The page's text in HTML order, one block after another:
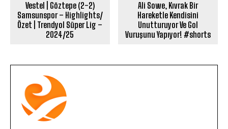
Vestel | Göztepe (2-2)
Samsunspor – Highlights/
Özet | Trendyol Süper Lig –
2024/25
Ali Sowe, Kıvrak Bir
Hareketle Kendisini
Unutturuyor Ve Gol
Vuruşunu Yapıyor! #shorts